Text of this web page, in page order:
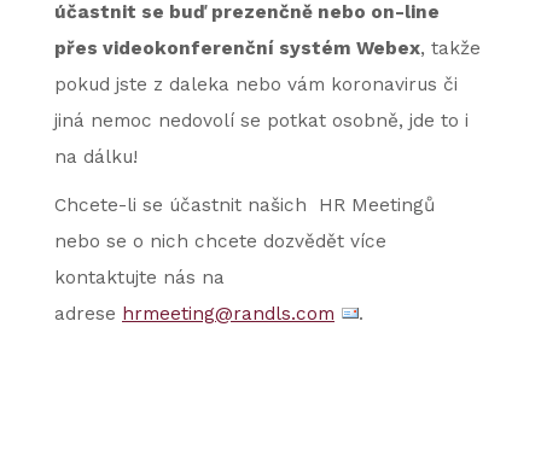
účastnit se buď prezenčně nebo on-line
přes videokonferenční systém Webex, takže
pokud jste z daleka nebo vám koronavirus či
jiná nemoc nedovolí se potkat osobně, jde to i
na dálku!
Chcete-li se účastnit našich HR Meetingů
nebo se o nich chcete dozvědět více
kontaktujte nás na
adrese hrmeeting@randls.com .